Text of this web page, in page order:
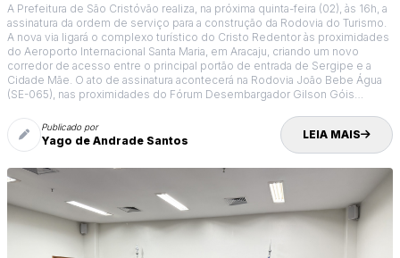
A Prefeitura de São Cristóvão realiza, na próxima quinta-feira (02), às 16h, a
assinatura da ordem de serviço para a construção da Rodovia do Turismo.
A nova via ligará o complexo turístico do Cristo Redentor às proximidades
do Aeroporto Internacional Santa Maria, em Aracaju, criando um novo
corredor de acesso entre o principal portão de entrada de Sergipe e a
Cidade Mãe. O ato de assinatura acontecerá na Rodovia João Bebe Água
(SE-065), nas proximidades do Fórum Desembargador Gilson Góis
Publicado por
Yago de Andrade Santos LEIA MAIS